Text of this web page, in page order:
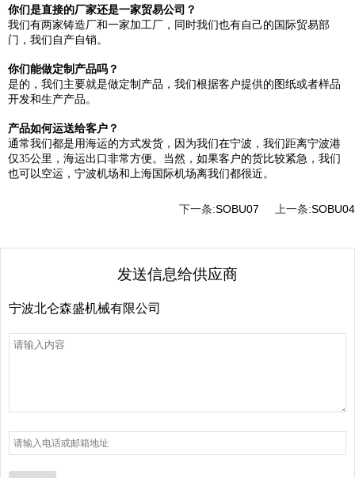
你们是直接的厂家还是一家贸易公司？
我们有两家铸造厂和一家加工厂，同时我们也有自己的国际贸易部
门，我们自产自销。
你们能做定制产品吗？
是的，我们主要就是做定制产品，我们根据客户提供的图纸或者样品
开发和生产产品。
产品如何运送给客户？
通常我们都是用海运的方式发货，因为我们在宁波，我们距离宁波港
仅35公里，海运出口非常方便。当然，如果客户的货比较紧急，我们
也可以空运，宁波机场和上海国际机场离我们都很近。
上一条:SOBU04
下一条:SOBU07
发送信息给供应商
宁波北仑森盛机械有限公司